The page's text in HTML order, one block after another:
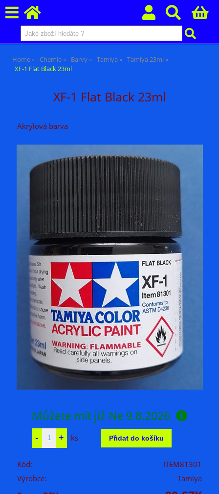
Home Chemie Barvy Tamiya
Tamiya 23ml
XF-1 Flat Black 23ml
XF-1 Flat Black 23ml
Akrylová barva
Můžete mít již Ne 9.8.2026
ks
Kód:
ITEM81301
Výrobce:
Tamiya